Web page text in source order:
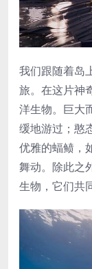
我们跟随着岛
旅。在这片神
洋生物。巨大
缓地游过；憨
优雅的蝠鲼，
舞动。除此之
生物，它们共